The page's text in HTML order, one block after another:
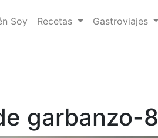
Soy Recetas Gastroviajes
garbanzo-8